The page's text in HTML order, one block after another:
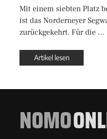
Mit einem siebten Platz
ist das Norderneyer
zurückgekehrt. Für die …
Artikel lesen
NOMO